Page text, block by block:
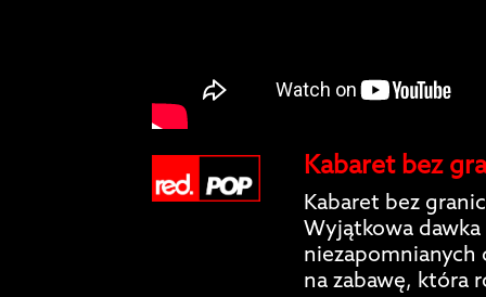
Kabaret bez
Kabaret bez
Wyjątkowa
na zabawę, która